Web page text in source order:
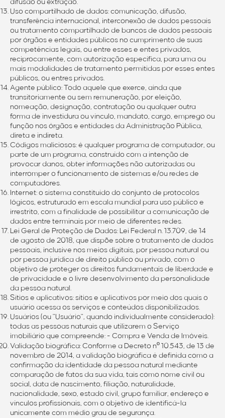
difusão ou extração.
Uso compartilhado de dados: comunicação, difusão,
transferência internacional, interconexão de dados pessoais
ou tratamento compartilhado de bancos de dados pessoais
por órgãos e entidades públicos no cumprimento de suas
competências legais, ou entre esses e entes privados,
reciprocamente, com autorização específica, para uma ou
mais modalidades de tratamento permitidas por esses entes
públicos, ou entres privados.
Agente público: Todo aquele que exerce, ainda que
transitoriamente ou sem remuneração, por eleição,
nomeação, designação, contratação ou qualquer outra
forma de investidura ou vínculo, mandato, cargo, emprego ou
função nos órgãos e entidades da Administração Pública,
direta e indireta.
Códigos maliciosos: é qualquer programa de computador, ou
parte de um programa, construído com a intenção de
provocar danos, obter informações não autorizadas ou
interromper o funcionamento de sistemas e/ou redes de
computadores.
Internet: o sistema constituído do conjunto de protocolos
lógicos, estruturado em escala mundial para uso público e
irrestrito, com a finalidade de possibilitar a comunicação de
dados entre terminais por meio de diferentes redes.
Lei Geral de Proteção de Dados: Lei Federal n. 13.709, de 14
de agosto de 2018, que dispõe sobre o tratamento de dados
pessoais, inclusive nos meios digitais, por pessoa natural ou
por pessoa jurídica de direito público ou privado, com o
objetivo de proteger os direitos fundamentais de liberdade e
de privacidade e o livre desenvolvimento da personalidade
da pessoa natural.
Sítios e aplicativos: sítios e aplicativos por meio dos quais o
usuário acessa os serviços e conteúdos disponibilizados.
Usuários (ou "Usuário", quando individualmente considerado):
todas as pessoas naturais que utilizarem o Serviço
imobiliário que compreende: - Compra e Venda de Imóveis.
Validação biográfica: Conforme a Decreto nº 10.543, de 13 de
novembro de 2014, a validação biográfica é definida como a
confirmação da identidade da pessoa natural mediante
comparação de fatos da sua vida, tais como nome civil ou
social, data de nascimento, filiação, naturalidade,
nacionalidade, sexo, estado civil, grupo familiar, endereço e
vínculos profissionais, com o objetivo de identificá-la
unicamente com médio grau de segurança.